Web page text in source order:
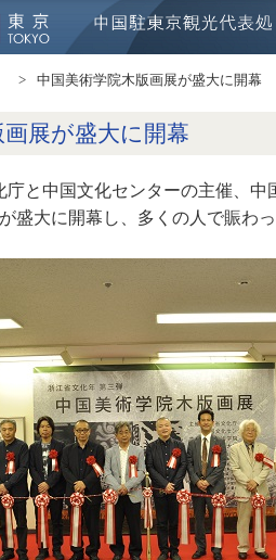
中国美術学院木版画展が盛大に開幕
展が盛大に開幕
庁と中国文化センターの主催、
盛大に開幕し、多くの人で賑わ